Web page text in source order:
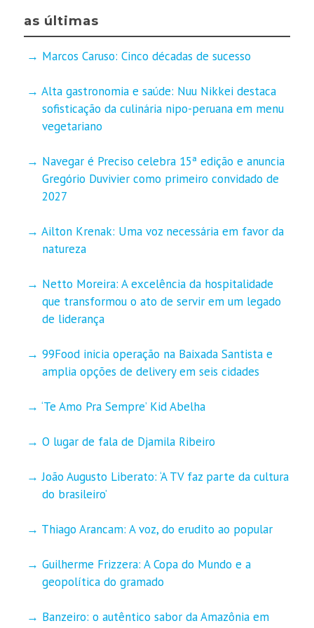
as últimas
Marcos Caruso: Cinco décadas de sucesso
Alta gastronomia e saúde: Nuu Nikkei destaca
sofisticação da culinária nipo-peruana em menu
vegetariano
Navegar é Preciso celebra 15ª edição e anuncia
Gregório Duvivier como primeiro convidado de
2027
Ailton Krenak: Uma voz necessária em favor da
natureza
Netto Moreira: A excelência da hospitalidade
que transformou o ato de servir em um legado
de liderança
99Food inicia operação na Baixada Santista e
amplia opções de delivery em seis cidades
‘Te Amo Pra Sempre’ Kid Abelha
O lugar de fala de Djamila Ribeiro
João Augusto Liberato: ‘A TV faz parte da cultura
do brasileiro’
Thiago Arancam: A voz, do erudito ao popular
Guilherme Frizzera: A Copa do Mundo e a
geopolítica do gramado
Banzeiro: o autêntico sabor da Amazônia em